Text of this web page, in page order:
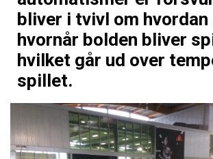
bliver i tvivl om hvordan
hvornår bolden bliver
hvilket går ud over
spillet.